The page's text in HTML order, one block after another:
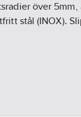
över 5mm,
stål (INOX).